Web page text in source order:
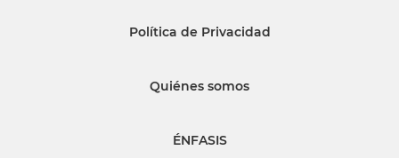
Política de Privacidad
Quiénes somos
ÉNFASIS